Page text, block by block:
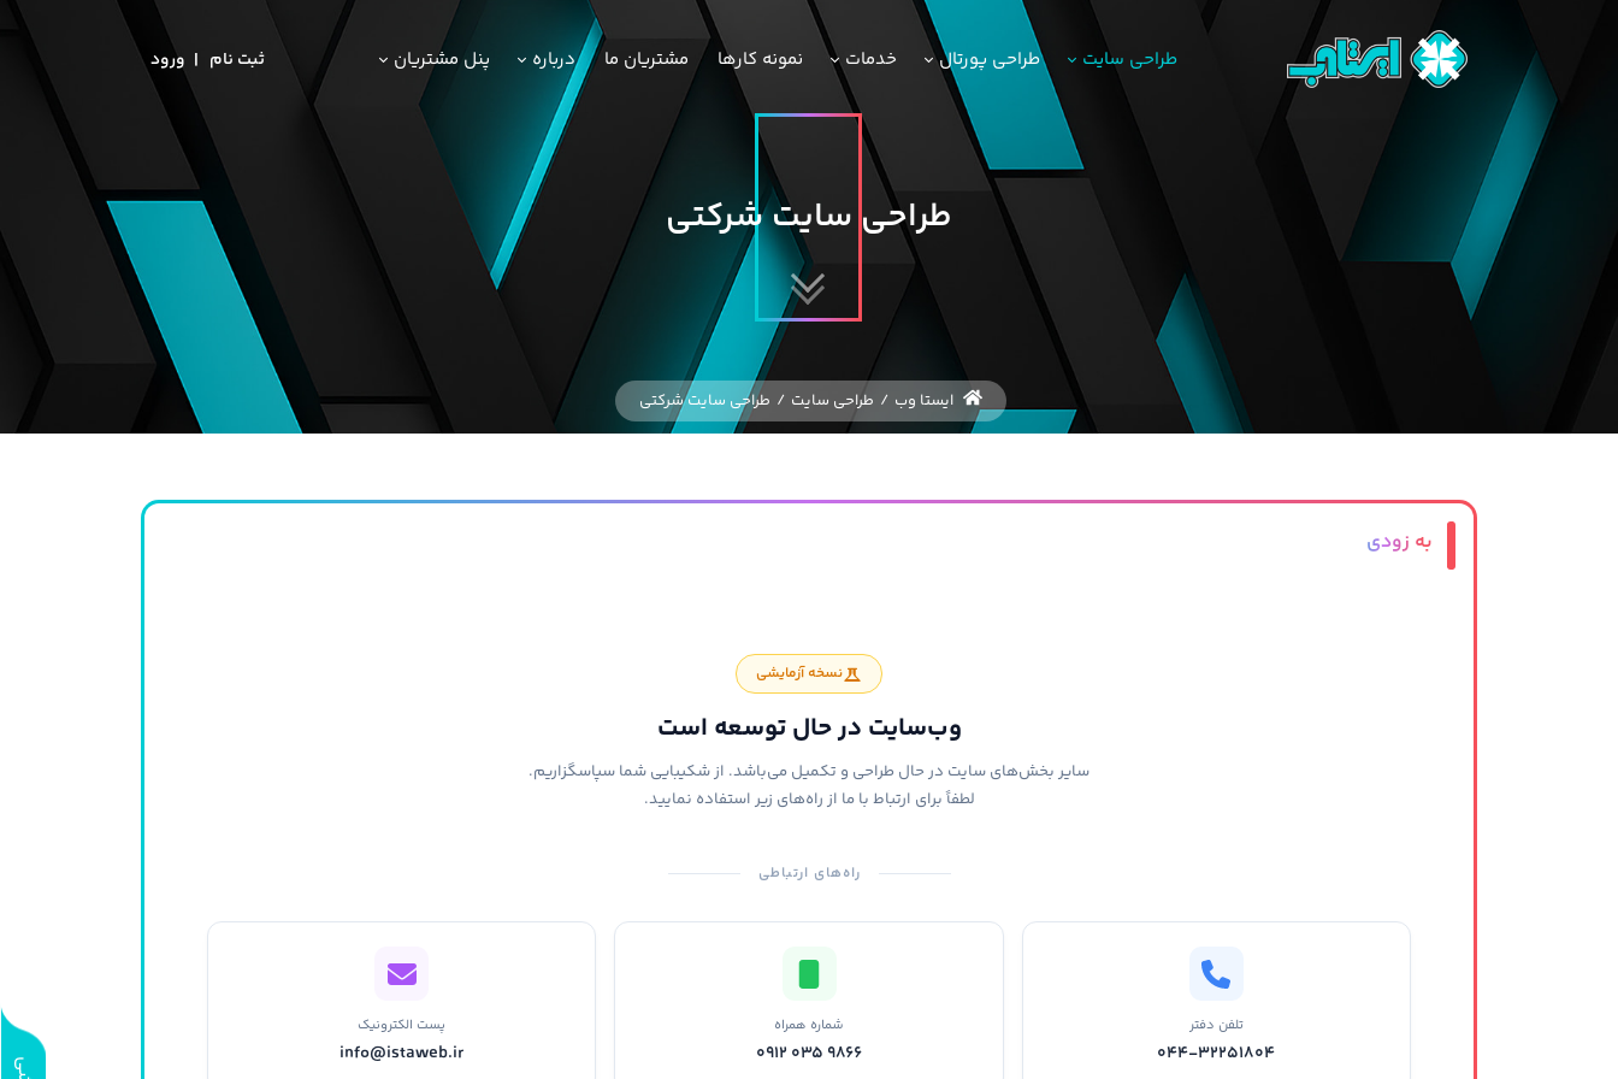
طراحی سایت طراحی پورتال خدمات نمونه کارها مشتریان ما درباره پنل مشتریان ثبت‌ نام ورود
طراحی سایت شرکتی
ایستا وب / طراحی سایت / طراحی سایت شرکتی
به زودی
نسخه آزمایشی
وب‌سایت در حال توسعه است
سایر بخش‌های سایت در حال طراحی و تکمیل می‌باشد. از شکیبایی شما سپاسگزاریم.
لطفاً برای ارتباط با ما از راه‌های زیر استفاده نمایید.
راه‌های ارتباطی
تلفن دفتر
044-32251804
شماره همراه
0912 035 9866
پست الکترونیک
info@istaweb.ir